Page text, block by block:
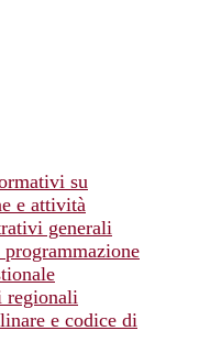
su
e attività
generali
regionali
e codice di